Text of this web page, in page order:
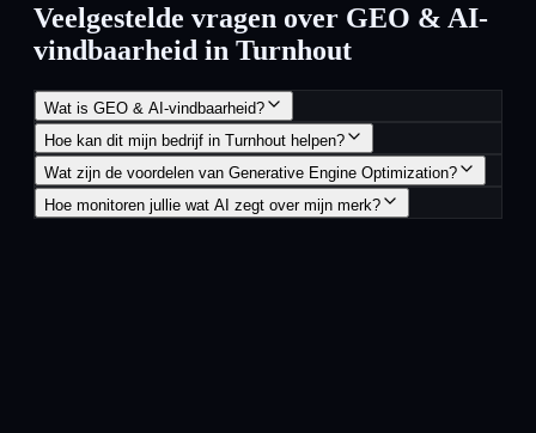
Veelgestelde vragen over GEO & AI-
vindbaarheid in Turnhout
Wat is GEO & AI-vindbaarheid?
Hoe kan dit mijn bedrijf in Turnhout helpen?
Wat zijn de voordelen van Generative Engine Optimization?
Hoe monitoren jullie wat AI zegt over mijn merk?